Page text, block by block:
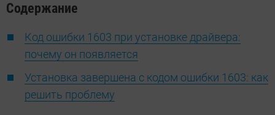
Содержание
Код ошибки 1603 при установке драйвера:
почему он появляется
Установка завершена с кодом ошибки 1603: как
решить проблему